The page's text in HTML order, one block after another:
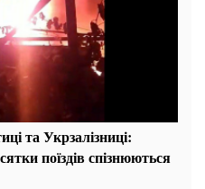
та Укрзалізниці:
поїздів спізнюються